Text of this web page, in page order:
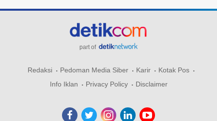
part of
Redaksi Pedoman Media Siber Karir
Kotak Pos
Info Iklan
Privacy Policy Disclaimer